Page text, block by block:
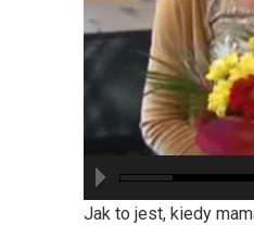
Jak to jest, kiedy